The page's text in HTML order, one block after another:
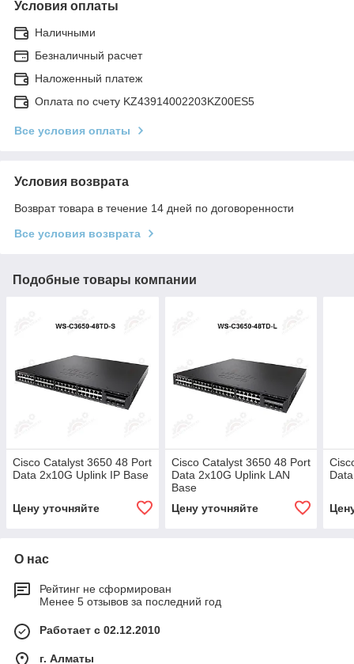
Условия оплаты
Наличными
Безналичный расчет
Наложенный платеж
Оплата по счету KZ43914002203KZ00ES5
Все условия оплаты
Условия возврата
Возврат товара в течение 14 дней по договоренности
Все условия возврата
Подобные товары компании
Cisco Catalyst 3650 48 Port
Data 2x10G Uplink IP Base
Цену уточняйте
Cisco Catalyst 3650 48 Port
Data 2x10G Uplink LAN
Base
Цену уточняйте
О нас
Рейтинг не сформирован
Менее 5 отзывов за последний год
Работает с 02.12.2010
г. Алматы